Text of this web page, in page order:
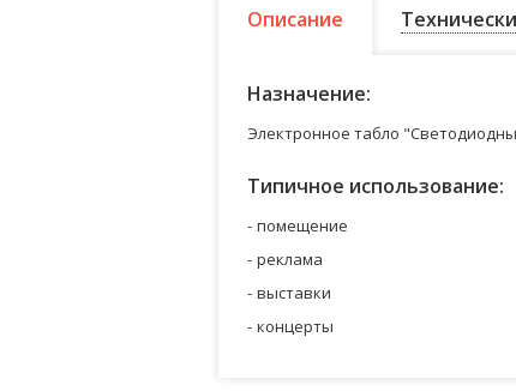
Описание
Назначение:
Электронное табло
Типичное использование:
помещение
реклама
выставки
концерты